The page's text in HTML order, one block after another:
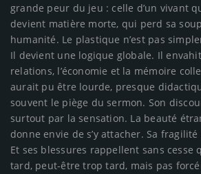
grande peur du jeu : celle d’un vivant
devient matière morte, qui perd sa
humanité. Le plastique n’est pas
Il devient une logique globale. Il
relations, l’économie et la mémoire
aurait pu être lourde, presque
souvent le piège du sermon. Son
surtout par la sensation. La beauté
donne envie de s’y attacher. Sa
Et ses blessures rappellent sans cesse
tard, peut-être trop tard, mais pas